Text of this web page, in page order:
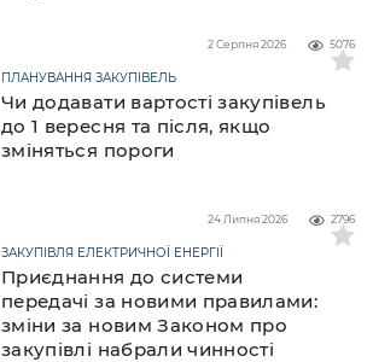
5076
2 Серпня 2026
Чи додавати вартості закупівель
до 1 вересня та після, якщо
зміняться пороги
ПЛАНУВАННЯ ЗАКУПІВЕЛЬ
2796
24 Липня 2026
Приєднання до системи
передачі за новими правилами:
зміни за новим Законом про
закупівлі набрали чинності
ЗАКУПІВЛЯ ЕЛЕКТРИЧНОЇ ЕНЕРГІЇ